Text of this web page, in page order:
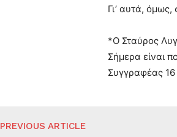
Γι’ αυτά,
*Ο Σταύρος
Σήμερα είναι
Συγγραφέας 16
PREVIOUS ARTICLE